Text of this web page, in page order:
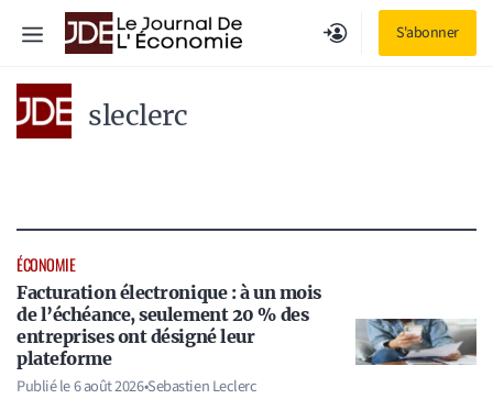
S'abonner
Menu
sleclerc
ÉCONOMIE
Facturation électronique : à un mois
de l’échéance, seulement 20 % des
entreprises ont désigné leur
plateforme
Publié le6 août 2026•Sebastien Leclerc